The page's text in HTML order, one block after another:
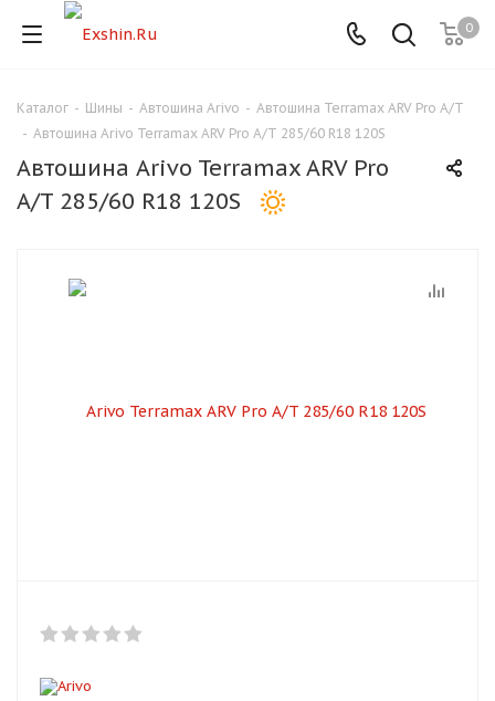
0
Каталог - Шины - Автошина Arivo - Автошина Terramax ARV Pro A/T
- Автошина Arivo Terramax ARV Pro A/T 285/60 R18 120S
Автошина Arivo Terramax ARV Pro
A/T 285/60 R18 120S
Для клиентов всех банков
Разбейте
оплату на части
Оплачивайте сегодня только